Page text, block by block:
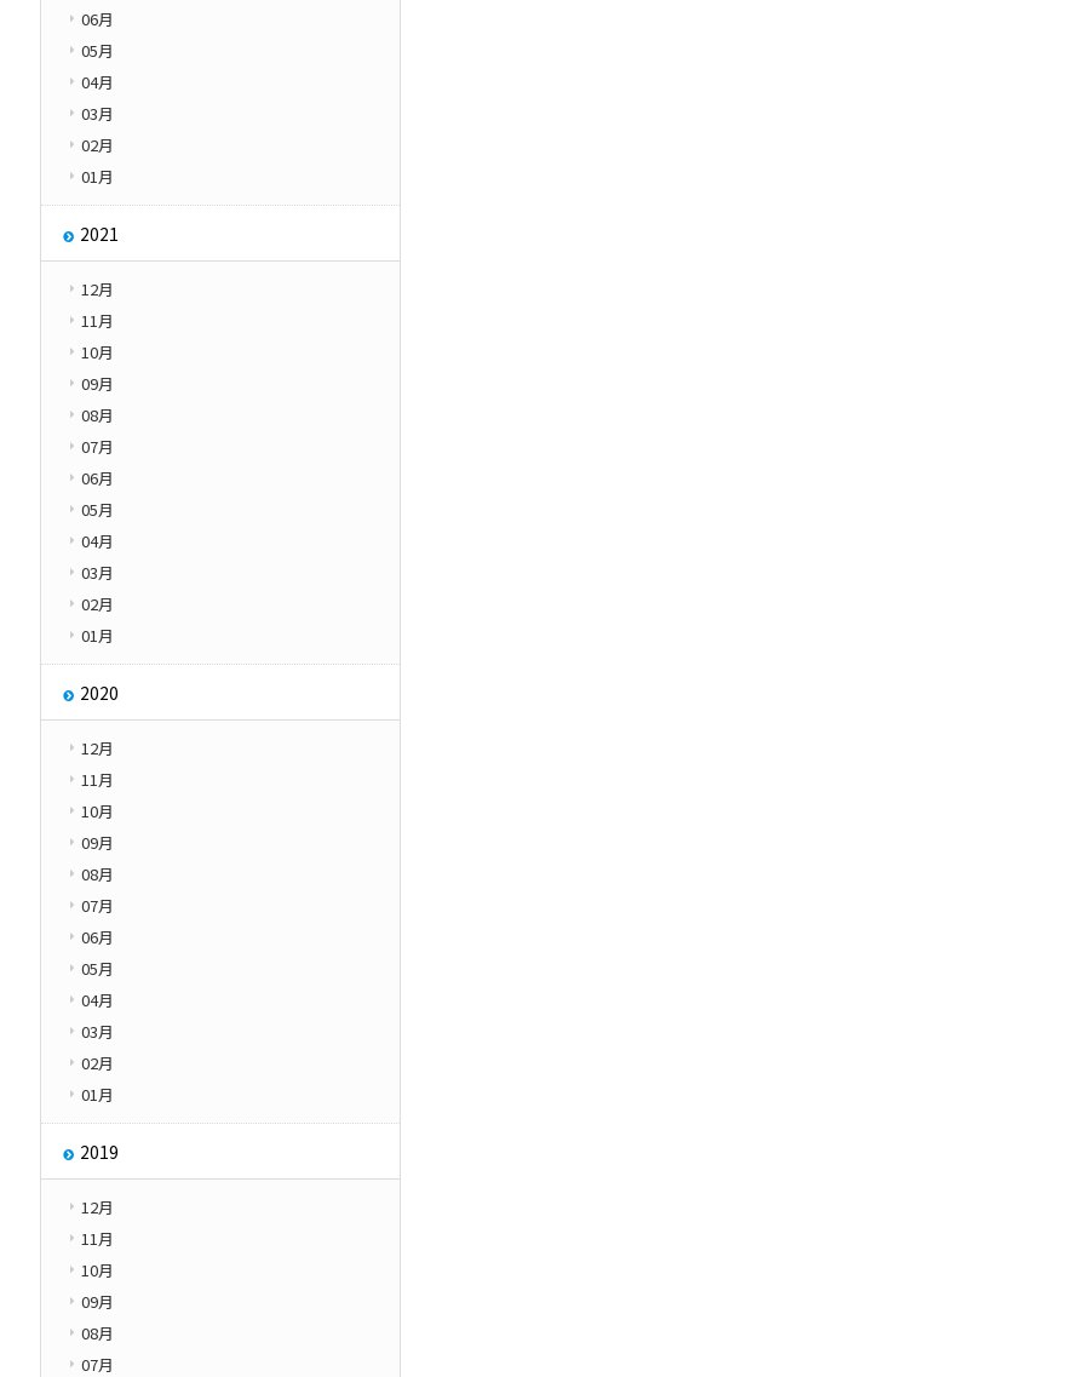
06月
05月
04月
03月
02月
01月
2021
12月
11月
10月
09月
08月
07月
06月
05月
04月
03月
02月
01月
2020
12月
11月
10月
09月
08月
07月
06月
05月
04月
03月
02月
01月
2019
12月
11月
10月
09月
08月
07月